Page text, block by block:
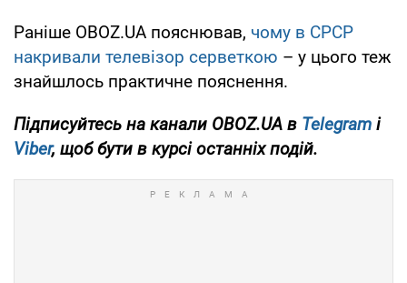
Раніше OBOZ.UA пояснював, чому в СРСР
накривали телевізор серветкою – у цього теж
знайшлось практичне пояснення.
Підписуйтесь на канали OBOZ.UA в Telegram і
Viber, щоб бути в курсі останніх подій.